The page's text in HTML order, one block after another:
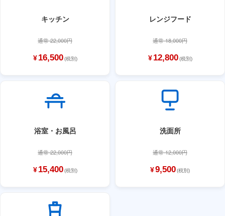
キッチン
通常 22,000円
¥ 16,500 (税別)
レンジフード
通常 18,000円
¥ 12,800 (税別)
浴室・お風呂
通常 22,000円
¥ 15,400 (税別)
洗面所
通常 12,000円
¥9,500(税別)